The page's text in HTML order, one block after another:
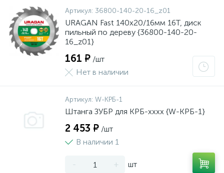
Артикул: 36800-140-20-16_z01
URAGAN Fast 140x20/16мм 16Т, диск
пильный по дереву {36800-140-20-
16_z01}
161 ₽ /шт
Нет в наличии
Артикул: W-КРБ-1
Штанга ЗУБР для КРБ-хххх {W-КРБ-1}
2 453 ₽ /шт
В наличии 1
- + шт